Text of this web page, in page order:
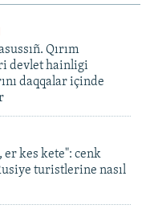
Qırım
devlet hainligi
daqqalar içinde
er kes kete": cenk
turistlerine nasıl